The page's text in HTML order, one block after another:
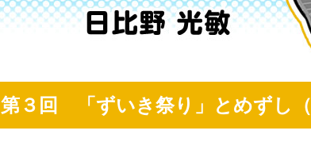
ー）
第３回 「ずいき祭り」とめずし（